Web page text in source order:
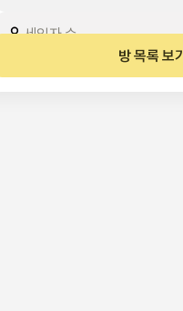
세입자 수
방 목록 보기